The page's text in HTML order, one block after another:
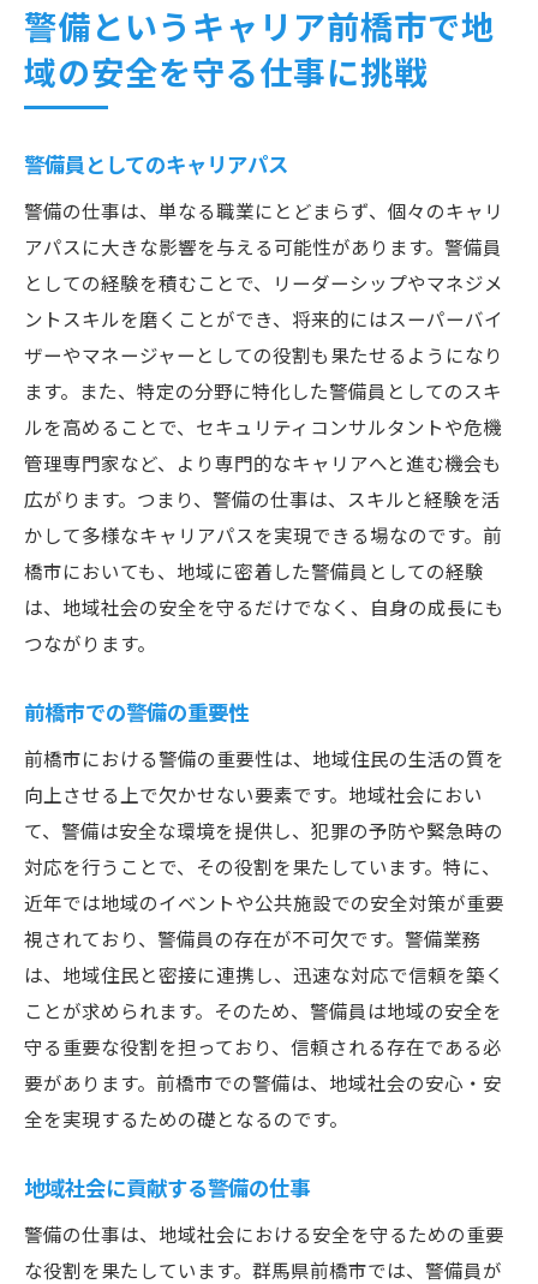
警備というキャリア前橋市で地
域の安全を守る仕事に挑戦
警備員としてのキャリアパス
警備の仕事は、単なる職業にとどまらず、個々のキャリ
アパスに大きな影響を与える可能性があります。警備員
としての経験を積むことで、リーダーシップやマネジメ
ントスキルを磨くことができ、将来的にはスーパーバイ
ザーやマネージャーとしての役割も果たせるようになり
ます。また、特定の分野に特化した警備員としてのスキ
ルを高めることで、セキュリティコンサルタントや危機
管理専門家など、より専門的なキャリアへと進む機会も
広がります。つまり、警備の仕事は、スキルと経験を活
かして多様なキャリアパスを実現できる場なのです。前
橋市においても、地域に密着した警備員としての経験
は、地域社会の安全を守るだけでなく、自身の成長にも
つながります。
前橋市での警備の重要性
前橋市における警備の重要性は、地域住民の生活の質を
向上させる上で欠かせない要素です。地域社会におい
て、警備は安全な環境を提供し、犯罪の予防や緊急時の
対応を行うことで、その役割を果たしています。特に、
近年では地域のイベントや公共施設での安全対策が重要
視されており、警備員の存在が不可欠です。警備業務
は、地域住民と密接に連携し、迅速な対応で信頼を築く
ことが求められます。そのため、警備員は地域の安全を
守る重要な役割を担っており、信頼される存在である必
要があります。前橋市での警備は、地域社会の安心・安
全を実現するための礎となるのです。
地域社会に貢献する警備の仕事
警備の仕事は、地域社会における安全を守るための重要
な役割を果たしています。群馬県前橋市では、警備員が